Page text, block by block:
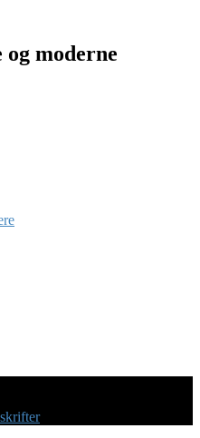
og moderne